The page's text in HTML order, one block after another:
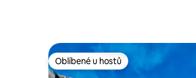
Oblíbené u hostů
Oblíbené u hostů